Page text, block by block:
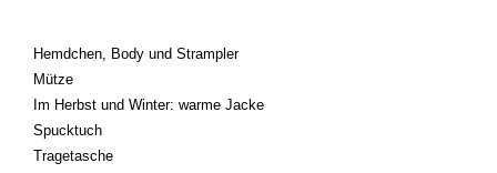
Hemdchen, Body und Strampler
Mütze
Im Herbst und Winter: warme Jacke
Spucktuch
Tragetasche